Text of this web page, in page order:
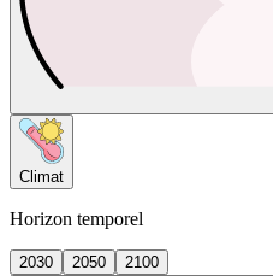
Climat
Horizon temporel
2030 2050
2100